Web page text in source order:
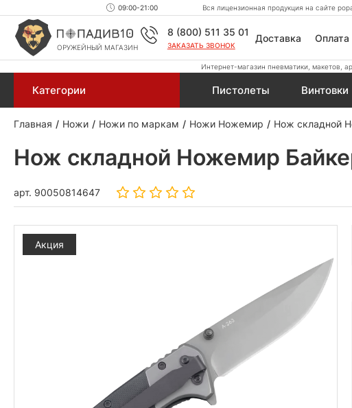
09:00-21:00 Вся лицензионная продукция на сайте
ОРУЖЕЙНЫЙ МАГАЗИН
8 (800) 511 35 01
ЗАКАЗАТЬ ЗВОНОК
Доставка Оплата
Интернет-магазин пневматики, макетов,
Категории Пистолеты Винтовки
Главная Ножи Ножи по маркам Ножи Ножемир Нож складной
Нож складной Ножемир
арт. 90050814647
Акция